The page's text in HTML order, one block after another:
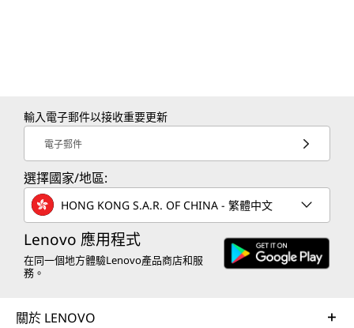
輸入電子郵件以接收重要更新
電子郵件
選擇國家/地區:
HONG KONG S.A.R. OF CHINA - 繁體中文
Lenovo 應用程式
在同一個地方體驗Lenovo產品商店和服
務。
關於 LENOVO